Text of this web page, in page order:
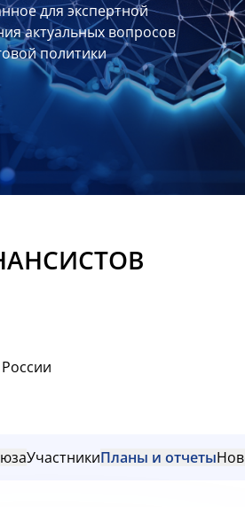
для экспертной
актуальных вопросов
политики
УчастникиПланы и отчеты